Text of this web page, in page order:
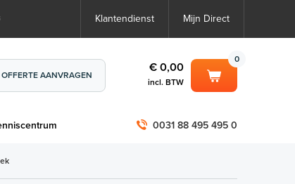
Klantendienst Mijn Direct
OFFERTE AANVRAGEN
0
€ 0,00
incl. BTW
0031 88 495 495 0